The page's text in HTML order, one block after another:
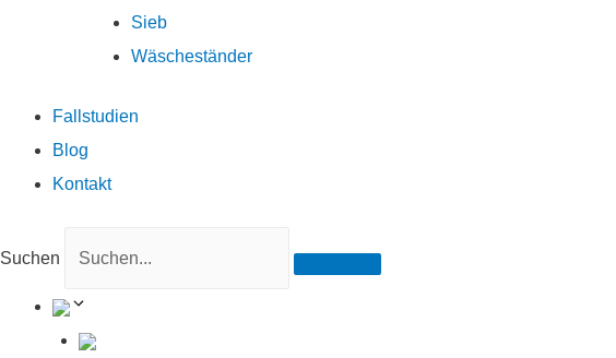
Sieb
Wäscheständer
Fallstudien
Blog
Kontakt
Suchen